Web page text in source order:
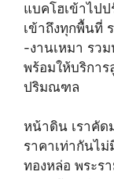
แบคโฮเข้าไป
เข้าถึงทุกพื้นที่
-งานเหมา รว
พร้อมให้บริการ
ปริมณฑล
หน้าดิน เราคัด
ราคาเท่ากันไม่
ทองหล่อ พระร